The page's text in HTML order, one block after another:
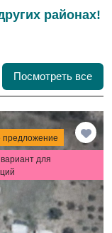
районах!
Посмотреть все
предложение
для